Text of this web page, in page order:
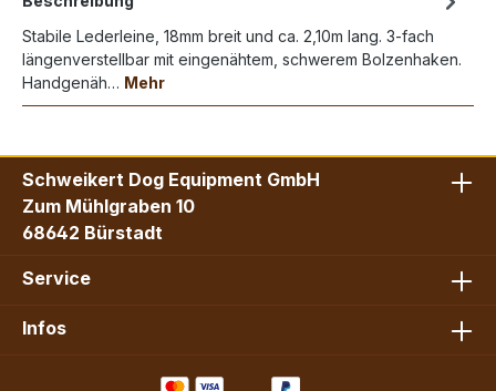
Stabile Lederleine, 18mm breit und ca. 2,10m lang. 3-fach
längenverstellbar mit eingenähtem, schwerem Bolzenhaken.
Handgenäh… Mehr
Schweikert Dog Equipment GmbH
Zum Mühlgraben 10
68642 Bürstadt
Service
Infos